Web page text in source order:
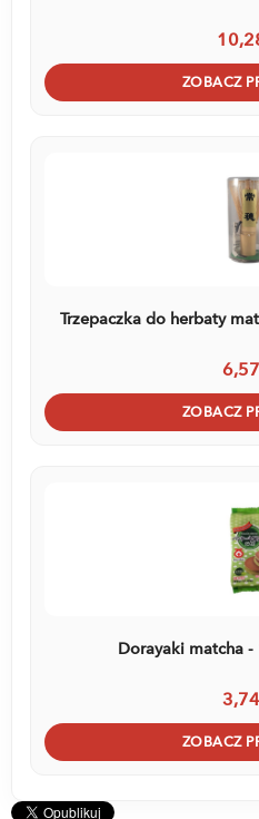
ZOBACZ
Trzepaczka do herbaty
ZOBACZ
Dorayaki matcha
ZOBACZ